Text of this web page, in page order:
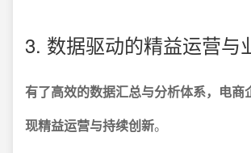
3. 数据驱动的精益运营与
有了高效的数据汇总与分析体系，电商
现精益运营与持续创新。